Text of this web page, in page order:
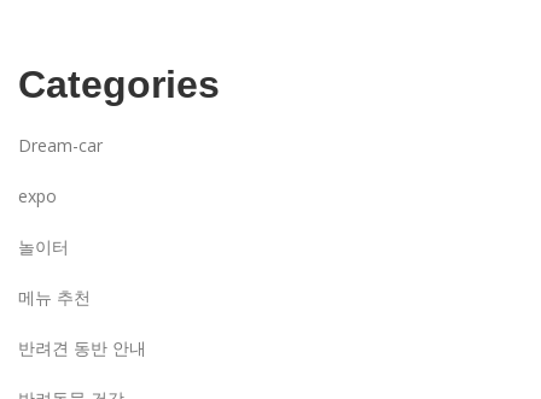
Categories
Dream-car
expo
놀이터
메뉴 추천
반려견 동반 안내